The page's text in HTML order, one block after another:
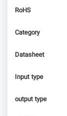
RoHS
Category
Datasheet
Input type
output type